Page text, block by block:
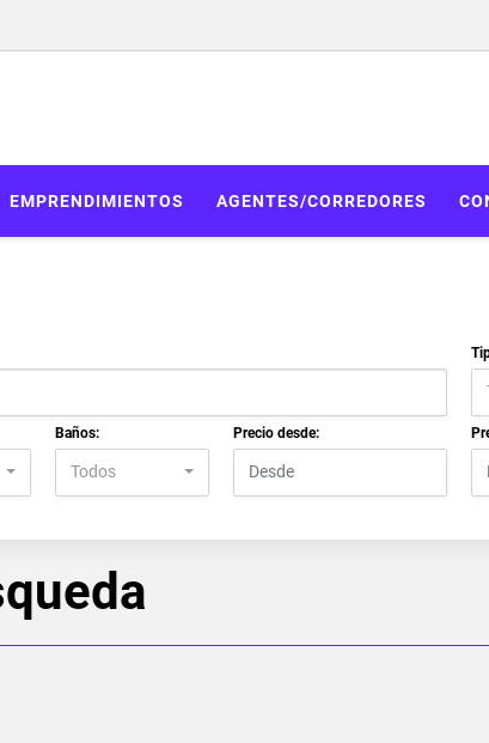
EMPRENDIMIENTOS AGENTES/CORREDORES
Baños:
Todos
Precio desde: